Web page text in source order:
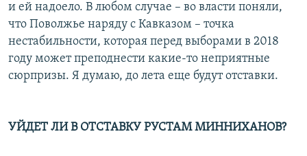
и ей надоело. В любом случае – во власти поняли,
что Поволжье наряду с Кавказом – точка
нестабильности, которая перед выборами в 2018
году может преподнести какие-то неприятные
сюрпризы. Я думаю, до лета еще будут отставки.
УЙДЕТ ЛИ В ОТСТАВКУ РУСТАМ МИННИХАНОВ?